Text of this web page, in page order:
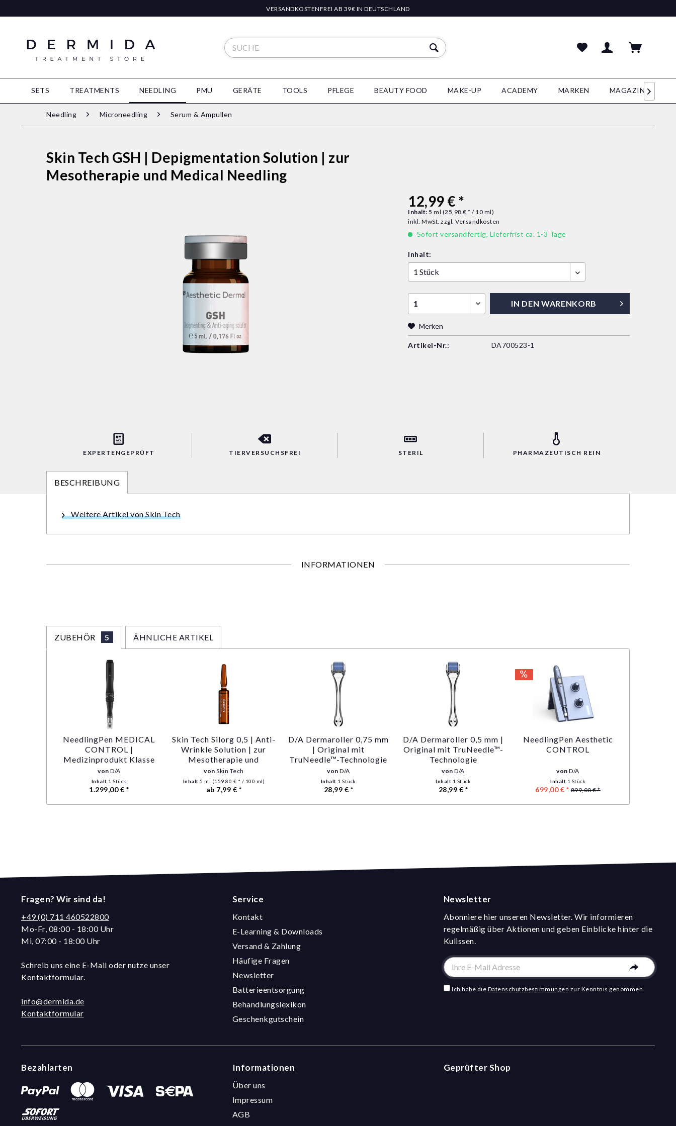
VERSANDKOSTENFREI AB 39€ IN DEUTSCHLAND
SETS TREATMENTS NEEDLING PMU GERÄTE TOOLS PFLEGE BEAUTY FOOD MAKE-UP ACADEMY MARKEN MAGAZIN 
Needling Microneedling Serum & Ampullen
Skin Tech GSH | Depigmentation Solution | zur
Mesotherapie und Medical Needling
12,99 € *
Inhalt:5 ml (25,98 € * / 10 ml)
inkl. MwSt.zzgl. Versandkosten
Sofort versandfertig, Lieferfrist ca. 1-3 Tage
Inhalt:
IN DEN WARENKORB
Merken
Artikel-Nr.: DA700523-1
EXPERTENGEPRÜFT TIERVERSUCHSFREI STERIL PHARMAZEUTISCH REIN
BESCHREIBUNG
Weitere Artikel von Skin Tech
INFORMATIONEN
ZUBEHÖR 5 ÄHNLICHE ARTIKEL
NeedlingPen MEDICAL
CONTROL |
Medizinprodukt Klasse
IIb | für Dermatologen,
Ärzte und Profis
vonD/A
Inhalt 1 Stück
1.299,00 € *
Skin Tech Silorg 0,5 | Anti-
Wrinkle Solution | zur
Mesotherapie und
Medical Needling
vonSkin Tech
Inhalt5 ml (159,80 € * / 100 ml)
ab 7,99 € *
D/A Dermaroller 0,75 mm
| Original mit
TruNeedle™-Technologie
vonD/A
Inhalt 1 Stück
28,99 € *
D/A Dermaroller 0,5 mm |
Original mit TruNeedle™-
Technologie
vonD/A
Inhalt 1 Stück
28,99 € *
NeedlingPen Aesthetic
CONTROL
vonD/A
Inhalt 1 Stück
699,00 € * 899,00 € *
Fragen? Wir sind da!
+49 (0) 711 460522800
Mo-Fr, 08:00 - 18:00 Uhr
Mi, 07:00 - 18:00 Uhr
Schreib uns eine E-Mail oder nutze unser
Kontaktformular.
info@dermida.de
Kontaktformular
Service
Kontakt
E-Learning & Downloads
Versand & Zahlung
Häufige Fragen
Newsletter
Batterieentsorgung
Behandlungslexikon
Geschenkgutschein
Newsletter
Abonniere hier unseren Newsletter. Wir informieren
regelmäßig über Aktionen und geben Einblicke hinter die
Kulissen.
Ich habe die Datenschutzbestimmungen zur Kenntnis genommen.
Bezahlarten Informationen
Über uns
Impressum
AGB
Geprüfter Shop